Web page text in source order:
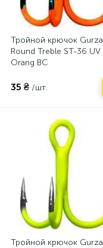
Тройной крючок Gurza
Round Treble ST-36 UV
Orang BC
35 ₴ /шт.
Тройной крючок Gurza